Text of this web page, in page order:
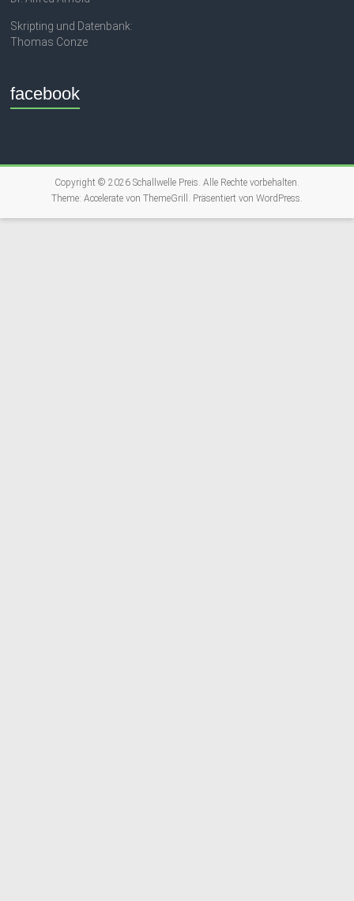
Skripting und Datenbank:
Thomas Conze
facebook
Copyright © 2026 Schallwelle Preis. Alle Rechte vorbehalten.
Theme: Acceleratevon ThemeGrill. Präsentiert von WordPress.